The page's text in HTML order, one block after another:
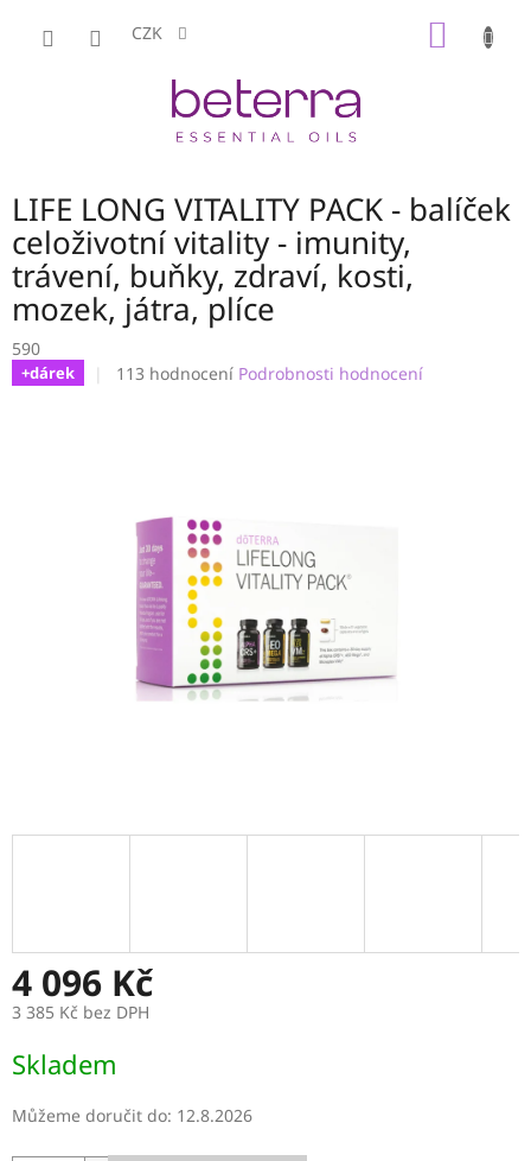
CZK
LIFE LONG VITALITY PACK - balíček
celoživotní vitality - imunity,
trávení, buňky, zdraví, kosti,
mozek, játra, plíce
590
+dárek
Průměrné
hvězdiček.
113 hodnocení Podrobnosti hodnocení
4 096 Kč
3 385 Kč bez DPH
cena:
Skladem
Můžeme doručit do: 12.8.2026